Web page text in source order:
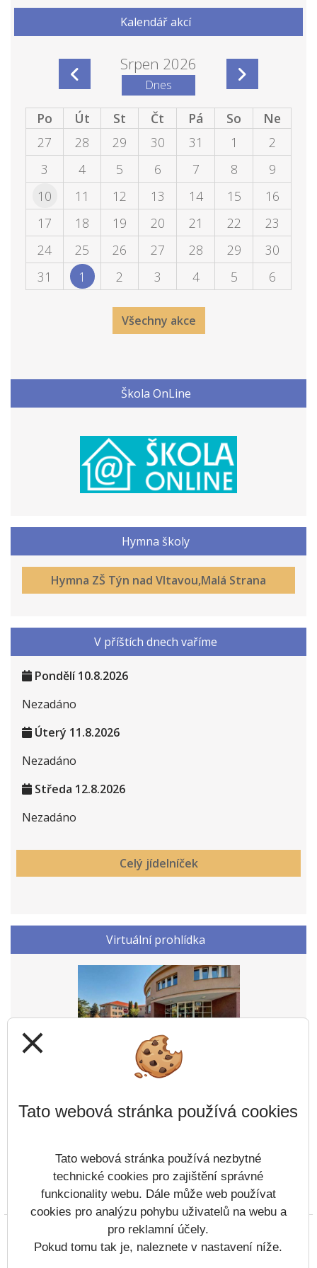
Kalendář akcí
Srpen 2026
Dnes
Po Út St Čt Pá So
Ne
27
28 29 30 31 1
2
3
4 5 6 7 8
9
10
11 12 13 14 15
16
17
18 19 20 21 22
23
24
25 26 27 28 29
30
31
1 2 3 4 5 6
Všechny akce
Škola OnLine
Hymna školy
Hymna ZŠ Týn nad Vltavou,Malá Strana
V příštích dnech vaříme
Pondělí 10.8.2026
Nezadáno
Úterý 11.8.2026
Nezadáno
Středa 12.8.2026
Nezadáno
Nezadáno
Nezadáno
Pondělí 17.8.2026
Úterý 18.8.2026
Nezadáno
Nezadáno
Středa 19.8.2026
Nezadáno
Čtvrtek 20.8.2026
Celý jídelníček
Virtuální prohlídka
Prohlášení o přístupnosti Mapa webu Cookies
Copyright © 2022 - 2023 Základní škola Týn nad
Vltavou, Malá Strana &
Vitalex Group-
close
Tato webová stránka používá cookies
Tato webová stránka používá nezbytné
technické cookies pro zajištění správné
funkcionality webu. Dále může web používat
cookies pro analýzu pohybu uživatelů na webu a
pro reklamní účely.
Pokud tomu tak je, naleznete v nastavení níže.